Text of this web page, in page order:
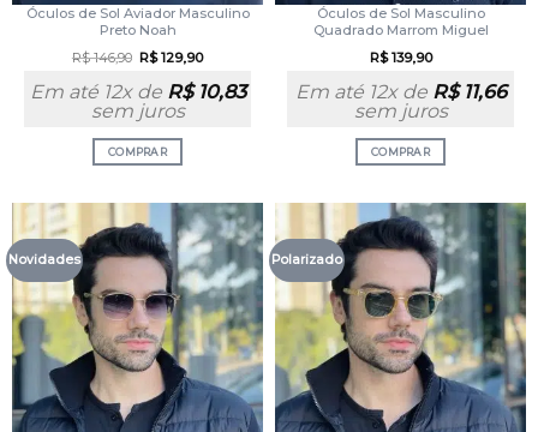
Óculos de Sol Aviador Masculino
Preto Noah
R$146,90 R$129,90
Em até 12x de R$10,83
sem juros
COMPRAR
Óculos de Sol Masculino
Quadrado Marrom Miguel
R$139,90
Em até 12x de R$11,66
sem juros
COMPRAR
Novidades Polarizado